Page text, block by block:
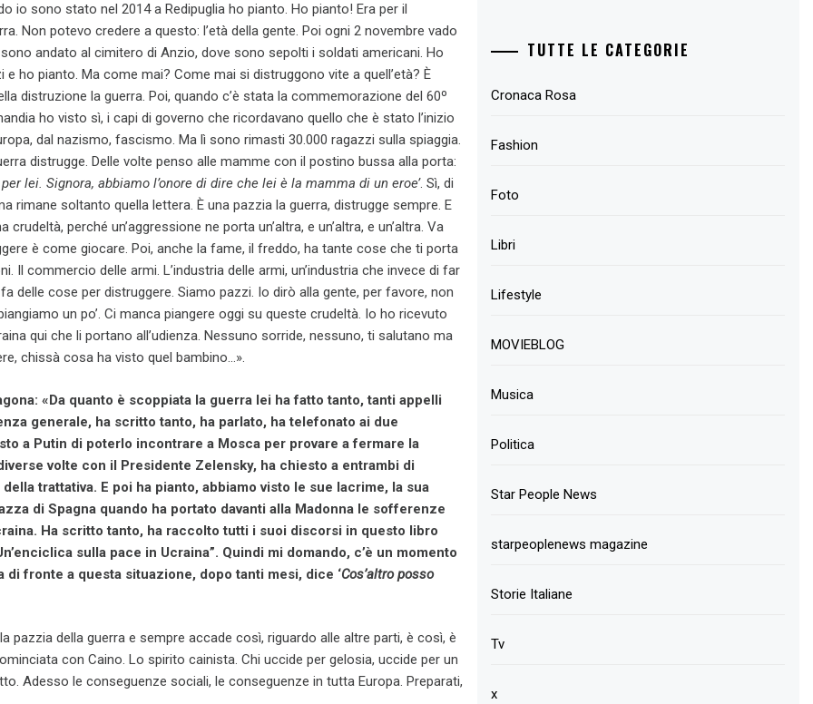
io sono stato nel 2014 a Redipuglia ho pianto. Ho pianto! Era per il
Non potevo credere a questo: l’età della gente. Poi ogni 2 novembre vado
andato al cimitero di Anzio, dove sono sepolti i soldati americani. Ho
e ho pianto. Ma come mai? Come mai si distruggono vite a quell’età? È
distruzione la guerra. Poi, quando c’è stata la commemorazione del 60º
ho visto sì, i capi di governo che ricordavano quello che è stato l’inizio
dal nazismo, fascismo. Ma lì sono rimasti 30.000 ragazzi sulla spiaggia.
distrugge. Delle volte penso alle mamme con il postino bussa alla porta:
lei. Signora, abbiamo l’onore di dire che lei è la mamma di un eroe’. Sì, di
rimane soltanto quella lettera. È una pazzia la guerra, distrugge sempre. E
crudeltà, perché un’aggressione ne porta un’altra, e un’altra, e un’altra. Va
è come giocare. Poi, anche la fame, il freddo, ha tante cose che ti porta
Il commercio delle armi. L’industria delle armi, un’industria che invece di far
delle cose per distruggere. Siamo pazzi. Io dirò alla gente, per favore, non
un po’. Ci manca piangere oggi su queste crudeltà. Io ho ricevuto
qui che li portano all’udienza. Nessuno sorride, nessuno, ti salutano ma
chissà cosa ha visto quel bambino…».
«Da quanto è scoppiata la guerra lei ha fatto tanto, tanti appelli
generale, ha scritto tanto, ha parlato, ha telefonato ai due
a Putin di poterlo incontrare a Mosca per provare a fermare la
volte con il Presidente Zelensky, ha chiesto a entrambi di
trattativa. E poi ha pianto, abbiamo visto le sue lacrime, la sua
di Spagna quando ha portato davanti alla Madonna le sofferenze
Ha scritto tanto, ha raccolto tutti i suoi discorsi in questo libro
sulla pace in Ucraina”. Quindi mi domando, c’è un momento
di fronte a questa situazione, dopo tanti mesi, dice ‘Cos’altro posso
pazzia della guerra e sempre accade così, riguardo alle altre parti, è così, è
con Caino. Lo spirito cainista. Chi uccide per gelosia, uccide per un
Adesso le conseguenze sociali, le conseguenze in tutta Europa. Preparati,
TUTTE LE CATEGORIE
Cronaca Rosa
Fashion
Foto
Libri
Lifestyle
MOVIEBLOG
Musica
Politica
Star People News
starpeoplenews magazine
Storie Italiane
Tv
x